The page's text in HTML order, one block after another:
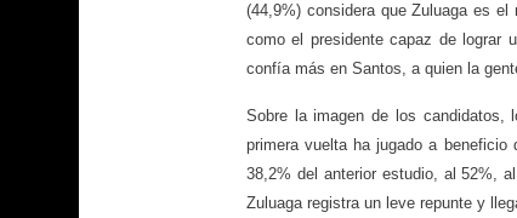
(44,9%) considera que Zuluaga es
como el presidente capaz de lograr
confía más en Santos, a quien la
Sobre la imagen de los candidatos,
primera vuelta ha jugado a
38,2% del anterior estudio, al 52%,
Zuluaga registra un leve repunte y